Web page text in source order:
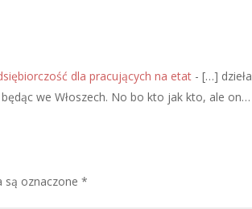
dla pracujących na etat- […] dzieła
we Włoszech. No bo kto jak kto, ale on…
są oznaczone *